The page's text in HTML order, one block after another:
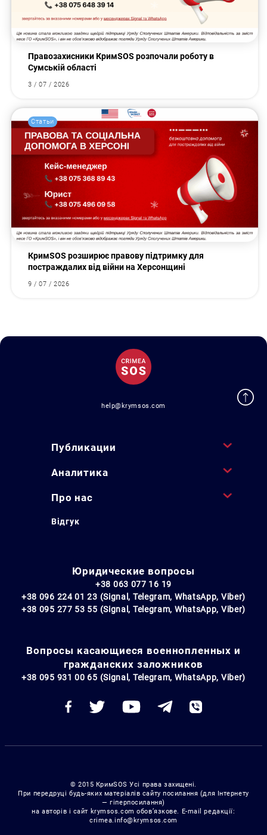
Правозахисники КримSOS розпочали роботу в
Сумській області
3 / 07 / 2026
Статьи
КримSOS розширює правову підтримку для
постраждалих від війни на Херсонщині
9 / 07 / 2026
help@krymsos.com
Публикации
Аналитика
Про нас
Відгук
Юридические вопросы
+38 063 077 16 19
+38 096 224 01 23 (Signal, Telegram, WhatsApp, Viber)
+38 095 277 53 55 (Signal, Telegram, WhatsApp, Viber)
Вопросы касающиеся военнопленных и
гражданских заложников
+38 095 931 00 65 (Signal, Telegram, WhatsApp, Viber)
© 2015 КримSOS Усі права захищені.
При передруці будь-яких матеріалів сайту посилання (для Інтернету
— гіперпосилання)
на авторів і сайт krymsos.com обов’язкове. E-mail редакції:
crimea.info@krymsos.com